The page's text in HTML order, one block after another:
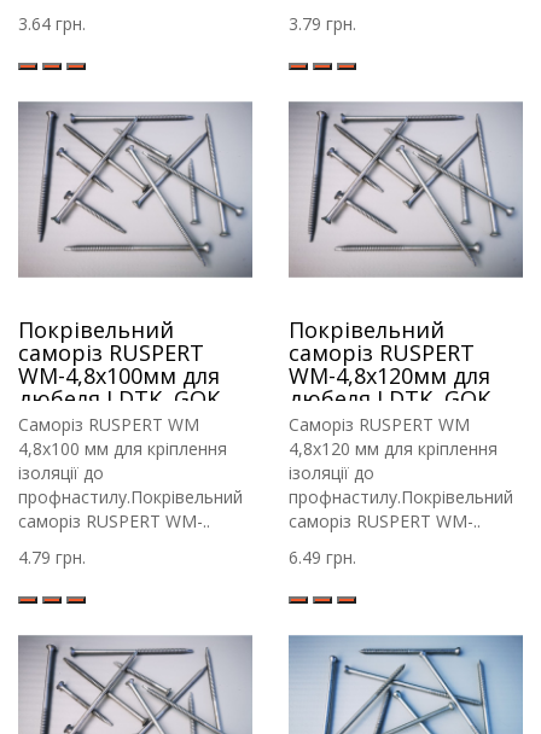
3.64 грн.
3.79 грн.
Покрівельний
саморіз RUSPERT
WM-4,8х100мм для
дюбеля LDTK, GOK,
RIF.
Саморіз RUSPERT WM
4,8х100 мм для кріплення
ізоляції до
профнастилу.Покрівельний
саморіз RUSPERT WM-..
4.79 грн.
Покрівельний
саморіз RUSPERT
WM-4,8х120мм для
дюбеля LDTK, GOK,
RIF.
Саморіз RUSPERT WM
4,8х120 мм для кріплення
ізоляції до
профнастилу.Покрівельний
саморіз RUSPERT WM-..
6.49 грн.